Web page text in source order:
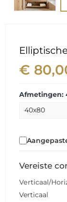
€
Afmetingen:
Vereiste
Verticaal/
Verticaal